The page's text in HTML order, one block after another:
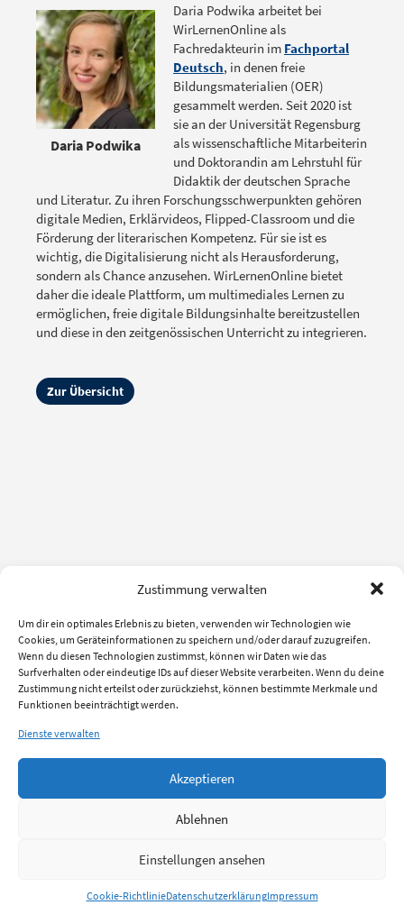
Zustimmung verwalten
Um dir ein optimales Erlebnis zu bieten, verwenden wir Technologien wie
Cookies, um Geräteinformationen zu speichern und/oder darauf zuzugreifen.
Wenn du diesen Technologien zustimmst, können wir Daten wie das
Surfverhalten oder eindeutige IDs auf dieser Website verarbeiten. Wenn du deine
Zustimmung nicht erteilst oder zurückziehst, können bestimmte Merkmale und
Funktionen beeinträchtigt werden.
Dienste verwalten
Akzeptieren
Ablehnen
Einstellungen ansehen
Cookie-RichtlinieDatenschutzerklärungImpressum
Daria Podwika
Daria Podwika arbeitet bei
WirLernenOnline als
Fachredakteurin im Fachportal
Deutsch, in denen freie
Bildungsmaterialien (OER)
gesammelt werden. Seit 2020 ist
sie an der Universität Regensburg
als wissenschaftliche Mitarbeiterin
und Doktorandin am Lehrstuhl für
Didaktik der deutschen Sprache
und Literatur. Zu ihren Forschungsschwerpunkten gehören
digitale Medien, Erklärvideos, Flipped-Classroom und die
Förderung der literarischen Kompetenz. Für sie ist es
wichtig, die Digitalisierung nicht als Herausforderung,
sondern als Chance anzusehen. WirLernenOnline bietet
daher die ideale Plattform, um multimediales Lernen zu
ermöglichen, freie digitale Bildungsinhalte bereitzustellen
und diese in den zeitgenössischen Unterricht zu integrieren.
Zur Übersicht